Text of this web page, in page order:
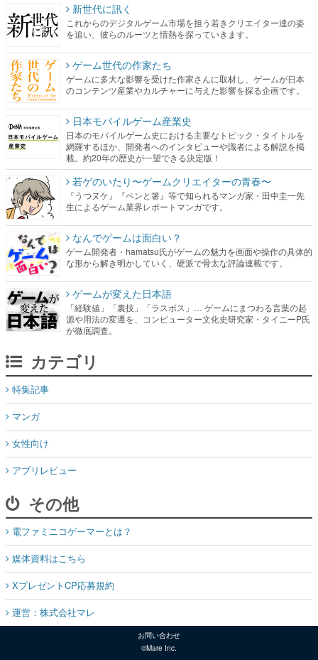
新世代に訊く
これからのデジタルゲーム市場を担う若きクリエイター達の姿
を追い、彼らのルーツと情熱を探っていきます。
ゲーム世代の作家たち
ゲームに多大な影響を受けた作家さんに取材し、ゲームが日本
のコンテンツ産業やカルチャーに与えた影響を探る企画です。
日本モバイルゲーム産業史
日本のモバイルゲーム史における主要なトピック・タイトルを
網羅するほか、開発者へのインタビューや識者による解説を掲
載。約20年の歴史が一望できる決定版！
若ゲのいたり〜ゲームクリエイターの青春〜
『うつヌケ』『ペンと箸』等で知られるマンガ家・田中圭一先
生によるゲーム業界レポートマンガです。
なんでゲームは面白い？
ゲーム開発者・hamatsu氏がゲームの魅力を画面や操作の具体的
な形から解き明かしていく、硬派で骨太な評論連載です。
ゲームが変えた日本語
「経験値」「裏技」「ラスボス」… ゲームにまつわる言葉の起
源や用法の変遷を、コンピューター文化史研究家・タイニーP氏
が徹底調査。
カテゴリ
特集記事
マンガ
女性向け
アプリレビュー
その他
電ファミニコゲーマーとは？
媒体資料はこちら
XプレゼントCP応募規約
運営：株式会社マレ
お問い合わせ
©Mare Inc.